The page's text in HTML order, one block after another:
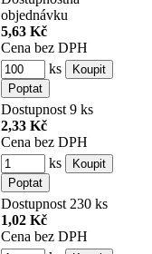
objednávku
5,63 Kč
Cena bez DPH
ks
Dostupnost 9 ks
2,33 Kč
Cena bez DPH
ks
Dostupnost 230 ks
1,02 Kč
Cena bez DPH